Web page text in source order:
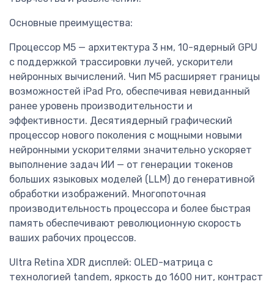
Основные преимущества:
Процессор M5 — архитектура 3 нм, 10-ядерный GPU
с поддержкой трассировки лучей, ускорители
нейронных вычислений. Чип M5 расширяет границы
возможностей iPad Pro, обеспечивая невиданный
ранее уровень производительности и
эффективности. Десятиядерный графический
процессор нового поколения с мощными новыми
нейронными ускорителями значительно ускоряет
выполнение задач ИИ — от генерации токенов
больших языковых моделей (LLM) до генеративной
обработки изображений. Многопоточная
производительность процессора и более быстрая
память обеспечивают революционную скорость
ваших рабочих процессов.
Ultra Retina XDR дисплей: OLED-матрица с
технологией tandem, яркость до 1600 нит, контраст